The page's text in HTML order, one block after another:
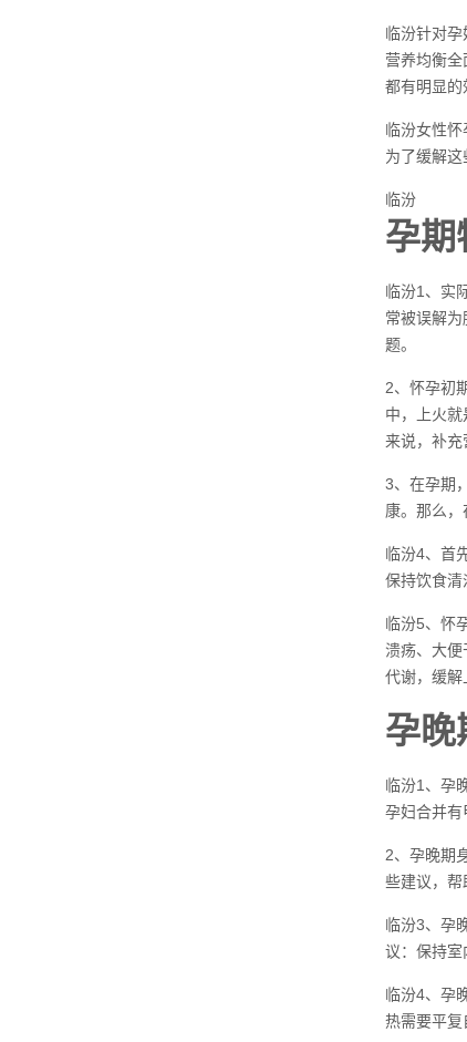
临汾针对
营养均衡
都有明显的
临汾女性
为了缓解这
临汾
孕期
临汾1、实
常被误解
题。
2、怀孕初
中，上火
来说，补充
3、在孕期
康。那么
临汾4、首
保持饮食清
临汾5、怀
溃疡、大
代谢，缓解
孕晚
临汾1、孕
孕妇合并有
2、孕晚期
些建议，帮
临汾3、孕
议：保持室
临汾4、孕
热需要平复